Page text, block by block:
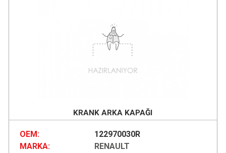
KRANK ARKA KAPAĞI
OEM:
122970030R
MARKA:
RENAULT